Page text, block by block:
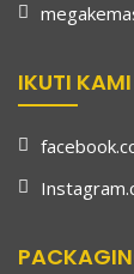
IKUTI KAMI